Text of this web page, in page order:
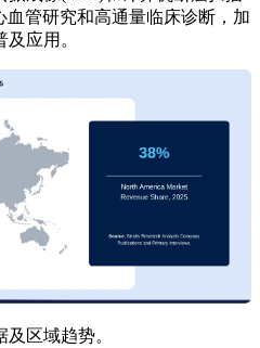
管研究和高通量临床诊断，加
应用。
区域趋势。